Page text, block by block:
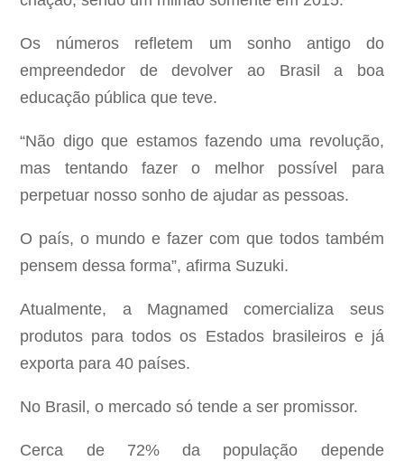
Os números refletem um sonho antigo do
empreendedor de devolver ao Brasil a boa
educação pública que teve.
“Não digo que estamos fazendo uma revolução,
mas tentando fazer o melhor possível para
perpetuar nosso sonho de ajudar as pessoas.
O país, o mundo e fazer com que todos também
pensem dessa forma”, afirma Suzuki.
Atualmente, a Magnamed comercializa seus
produtos para todos os Estados brasileiros e já
exporta para 40 países.
No Brasil, o mercado só tende a ser promissor.
Cerca de 72% da população depende